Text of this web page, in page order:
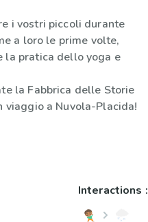
i vostri piccoli durante
a loro le prime volte,
la pratica dello yoga e
la Fabbrica delle Storie
viaggio a Nuvola-Placida!
Interactions :